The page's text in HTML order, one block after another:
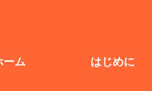
ーム はじめに